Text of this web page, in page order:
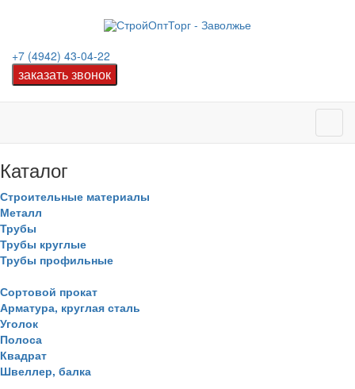
+7 (4942) 43-04-22
Каталог
Строительные материалы
Металл
Трубы
Трубы круглые
Трубы профильные
Сортовой прокат
Арматура, круглая сталь
Уголок
Полоса
Квадрат
Швеллер, балка